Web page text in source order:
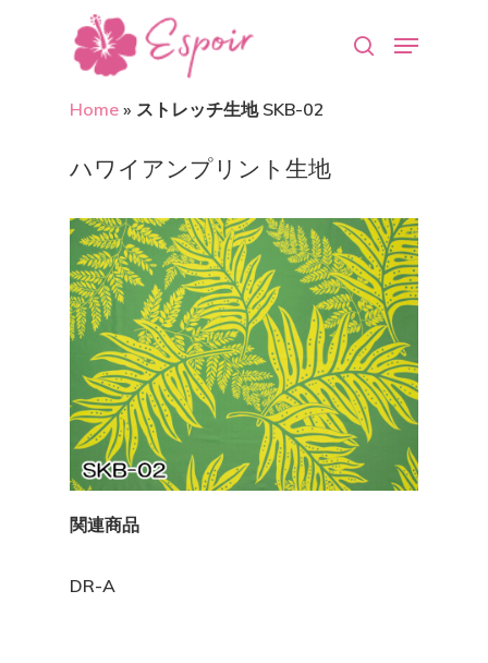
Home » ストレッチ生地 SKB-02
ハワイアンプリント生地
関連商品
DR-A